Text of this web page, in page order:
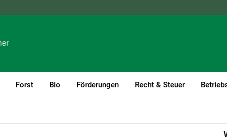
Forst Bio Förderungen Recht & Steuer